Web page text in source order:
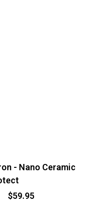
- Nano Ceramic
$59.95